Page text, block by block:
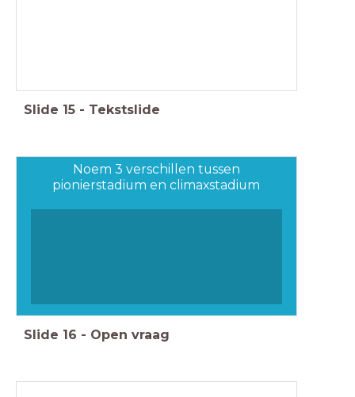
Slide 15 - Tekstslide
Noem 3 verschillen tussen
pionierstadium en climaxstadium
Slide 16 - Open vraag